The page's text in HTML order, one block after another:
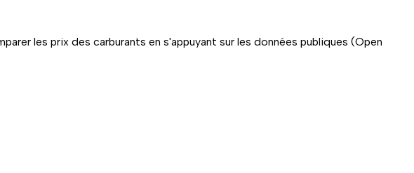
les prix des carburants en s'appuyant sur les données publiques (Open